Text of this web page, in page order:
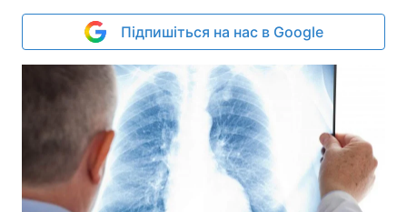
Підпишіться на нас в Google